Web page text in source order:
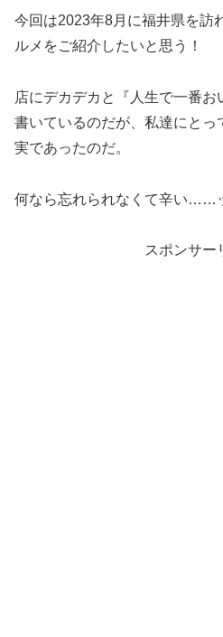
今回は2023年8月に福井県を訪
ルメをご紹介したいと思う！
店にデカデカと『人生で一番お
書いているのだが、私達にと
実であったのだ。
何なら忘れられなくて辛い……
スポンサー